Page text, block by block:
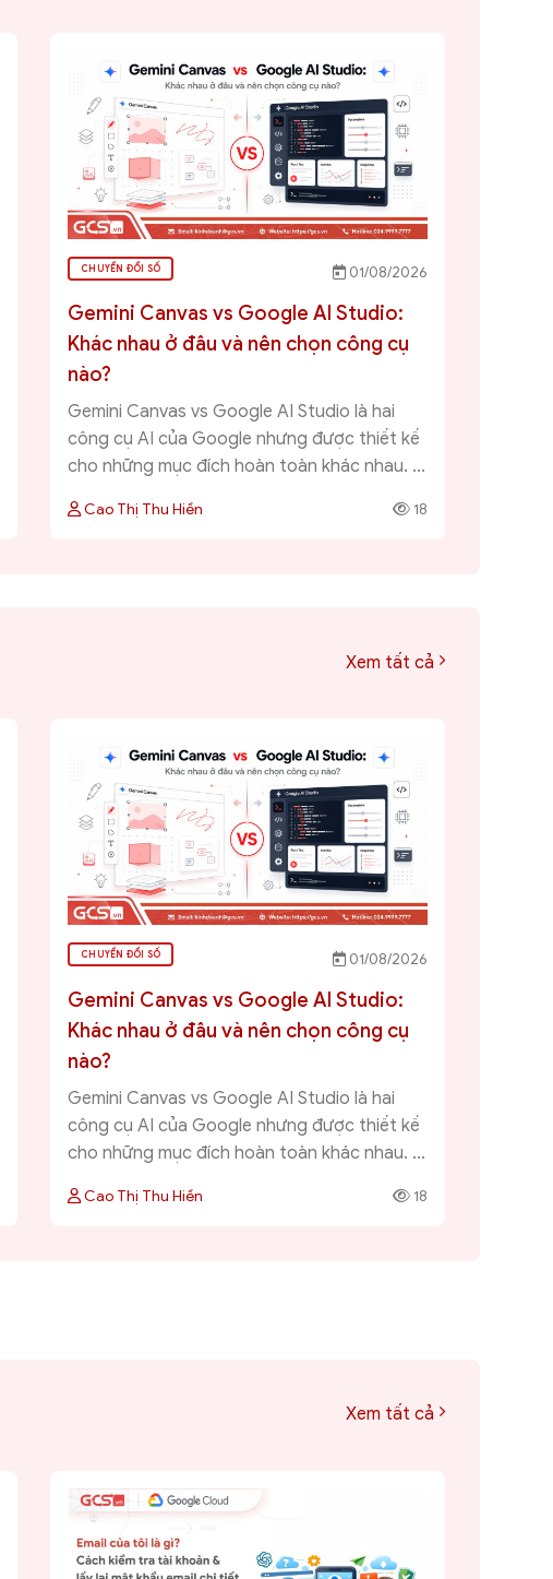
CHUYỂN ĐỔI SỐ 01/08/2026
Gemini Canvas vs Google AI Studio:
Khác nhau ở đâu và nên chọn công cụ
nào?
Gemini Canvas vs Google AI Studio là hai
công cụ AI của Google nhưng được thiết kế
cho những mục đích hoàn toàn khác nhau. ...
Cao Thị Thu Hiền 18
Xem tất cả
CHUYỂN ĐỔI SỐ 01/08/2026
Gemini Canvas vs Google AI Studio:
Khác nhau ở đâu và nên chọn công cụ
nào?
Gemini Canvas vs Google AI Studio là hai
công cụ AI của Google nhưng được thiết kế
cho những mục đích hoàn toàn khác nhau. ...
Cao Thị Thu Hiền 18
Xem tất cả